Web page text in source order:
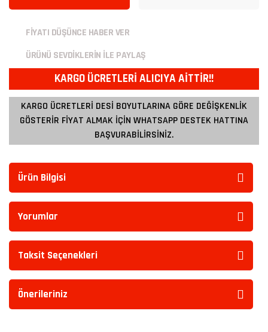
FİYATI DÜŞÜNCE HABER VER
ÜRÜNÜ SEVDİKLERİN İLE PAYLAŞ
KARGO ÜCRETLERİ ALICIYA AİTTİR!!
KARGO ÜCRETLERİ DESİ BOYUTLARINA GÖRE DEĞİŞKENLİK
GÖSTERİR FİYAT ALMAK İÇİN WHATSAPP DESTEK HATTINA
BAŞVURABİLİRSİNİZ.
Ürün Bilgisi
Yorumlar
Taksit Seçenekleri
Önerileriniz